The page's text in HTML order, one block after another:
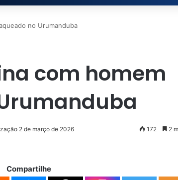
no Urumanduba
com homem
2 de março de 2026 172 2
Compartilhe